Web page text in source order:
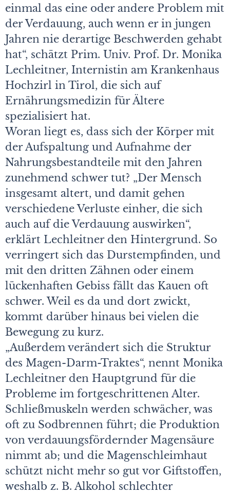
einmal das eine oder andere Problem mit
der Verdauung, auch wenn er in jungen
Jahren nie derartige Beschwerden gehabt
hat“, schätzt Prim. Univ. Prof. Dr. Monika
Lechleitner, Internistin am Krankenhaus
Hochzirl in Tirol, die sich auf
Ernährungsmedizin für Ältere
spezialisiert hat.
Woran liegt es, dass sich der Körper mit
der Aufspaltung und Aufnahme der
Nahrungsbestandteile mit den Jahren
zunehmend schwer tut? „Der Mensch
insgesamt altert, und damit gehen
verschiedene Verluste einher, die sich
auch auf die Verdauung auswirken“,
erklärt Lechleitner den Hintergrund. So
verringert sich das Durstempfinden, und
mit den dritten Zähnen oder einem
lückenhaften Gebiss fällt das Kauen oft
schwer. Weil es da und dort zwickt,
kommt darüber hinaus bei vielen die
Bewegung zu kurz.
„Außerdem verändert sich die Struktur
des Magen-Darm-Traktes“, nennt Monika
Lechleitner den Hauptgrund für die
Probleme im fortgeschrittenen Alter.
Schließmuskeln werden schwächer, was
oft zu Sodbrennen führt; die Produktion
von verdauungsfördernder Magensäure
nimmt ab; und die Magenschleimhaut
schützt nicht mehr so gut vor Giftstoffen,
weshalb z. B. Alkohol schlechter